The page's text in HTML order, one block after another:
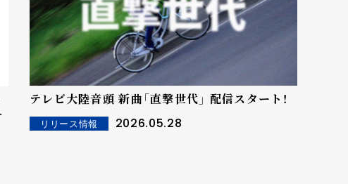
テレビ大陸音頭 新曲「直撃世代」 配信スタート！
リリース情報 2026.05.28